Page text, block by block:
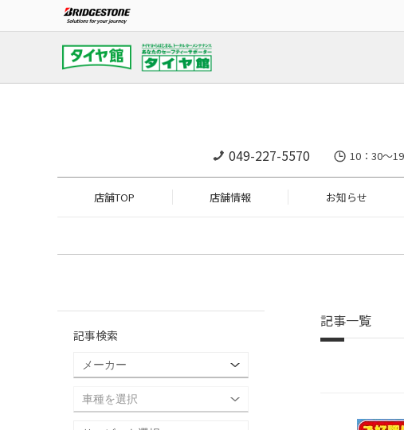
049-227-5570 10：30～
店舗TOP 店舗情報 お知らせ
記事一覧
記事検索